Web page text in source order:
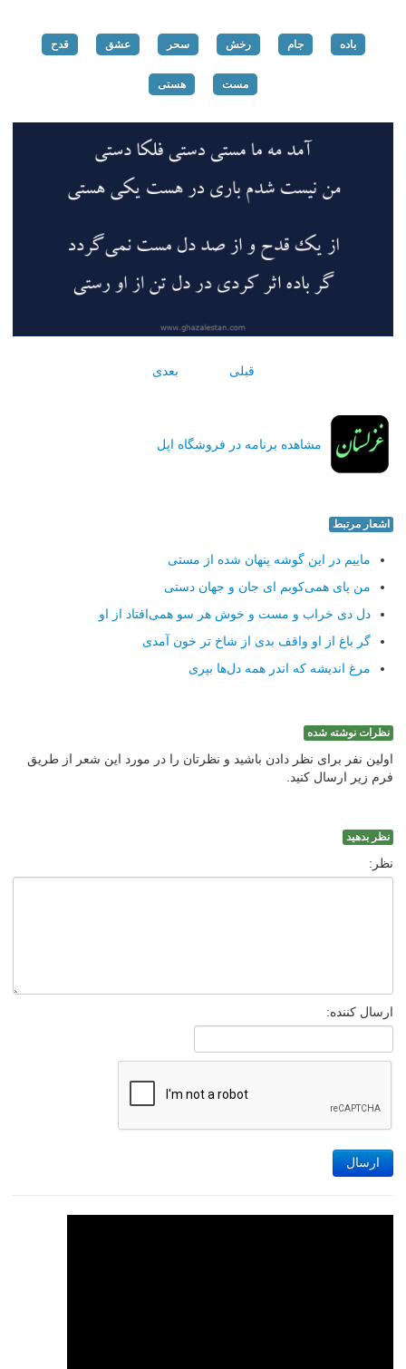
باده جام رخش سحر عشق قدح
مست هستی
قبلی بعدی
مشاهده برنامه در فروشگاه اپل
اشعار مرتبط
ماییم در این گوشه پنهان شده از مستی
من پای همی‌كوبم ای جان و جهان دستی
دل دی خراب و مست و خوش هر سو همی‌افتاد از او
گر باغ از او واقف بدی از شاخ تر خون آمدی
مرغ اندیشه كه اندر همه دل‌ها بپری
نظرات نوشته شده
اولین نفر برای نظر دادن باشید و نظرتان را در مورد این شعر از طریق
فرم زیر ارسال کنید.
نظر بدهید
نظر:
ارسال کننده:
ارسال